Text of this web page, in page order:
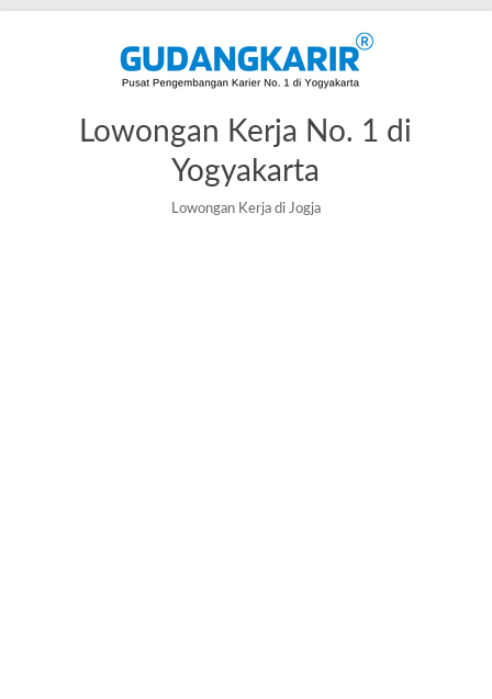
Lowongan Kerja No. 1 di
Yogyakarta
Lowongan Kerja di Jogja